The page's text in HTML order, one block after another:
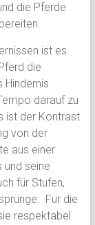
die Pferde
ist es
die
darauf zu
ist der Kontrast
von der
aus einer
und seine
für Stufen,
Für die
respektabel